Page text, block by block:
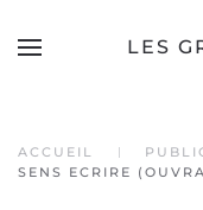
Accéder auLES
ACCUEIL
SENS ECRIRE